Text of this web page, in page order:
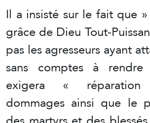
Il a insisté sur le fait que
grâce de Dieu Tout-
pas les agresseurs ayant
sans comptes à
exigera «
dommages ainsi que le